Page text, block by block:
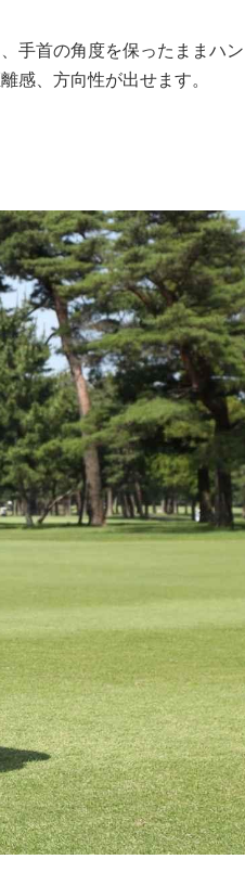
手首の角度を保ったままハン
感、方向性が出せます。